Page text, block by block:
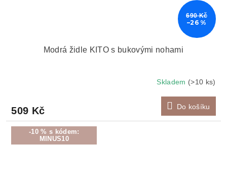
690 Kč
–26 %
Modrá židle KITO s bukovými nohami
Skladem (>10 ks)
509 Kč Do košíku
-10 % s kódem:
MINUS10